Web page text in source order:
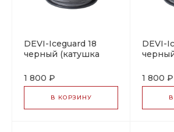
DEVI-Iceguard 18
черный (катушка
саморегулирующийся
греющий кабель
1 800 ₽
В КОРЗИНУ
DEVI-
1 800 ₽